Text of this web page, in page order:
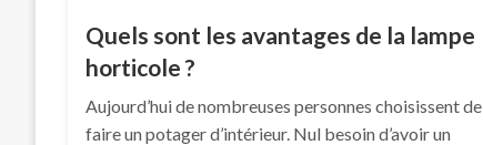
Quels sont les avantages de la lampe
horticole ?
Aujourd’hui de nombreuses personnes choisissent de
faire un potager d’intérieur. Nul besoin d’avoir un